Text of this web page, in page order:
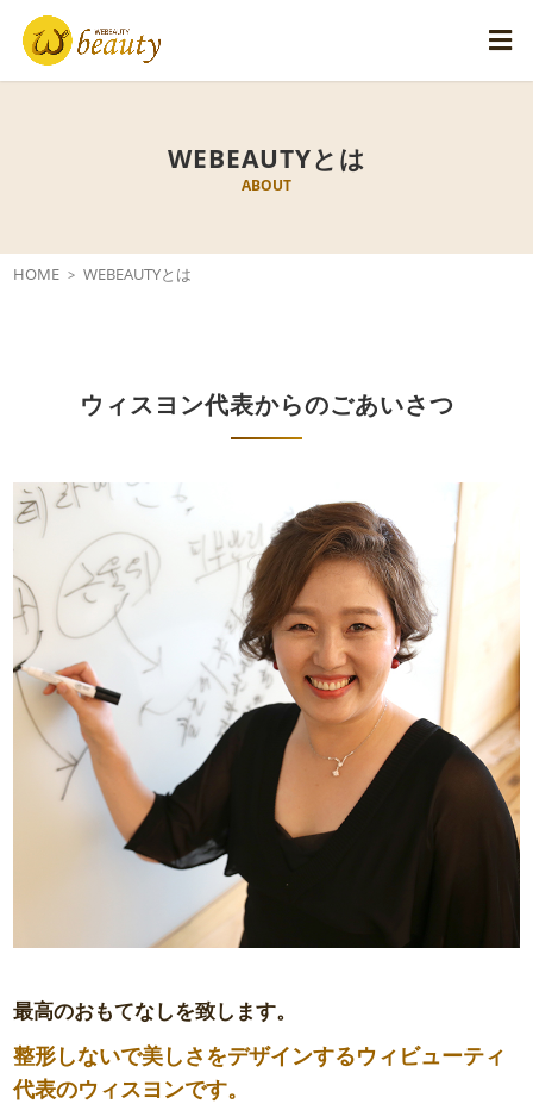
WEBEAUTYとは
ABOUT
HOME WEBEAUTYとは
ウィスヨン代表からのごあいさつ
最高のおもてなしを致します。
整形しないで美しさをデザインするウィビューティ
代表のウィスヨンです。